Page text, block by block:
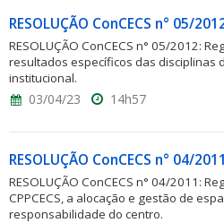
RESOLUÇÃO ConCECS n° 05/
RESOLUÇÃO ConCECS n° 05/2012:
resultados específicos das disciplinas
institucional.
03/04/23 14h57
RESOLUÇÃO ConCECS n° 04/2011
RESOLUÇÃO ConCECS n° 04/2011:
CPPCECS, a alocação e gestão de
responsabilidade do centro.